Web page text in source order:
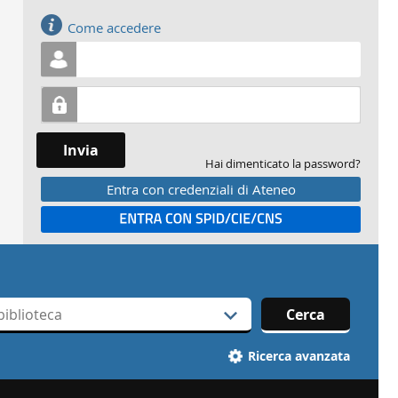
Come accedere
Invia
Hai dimenticato la password?
Entra con credenziali di Ateneo
Entra con SPID
Cerca
Ricerca avanzata